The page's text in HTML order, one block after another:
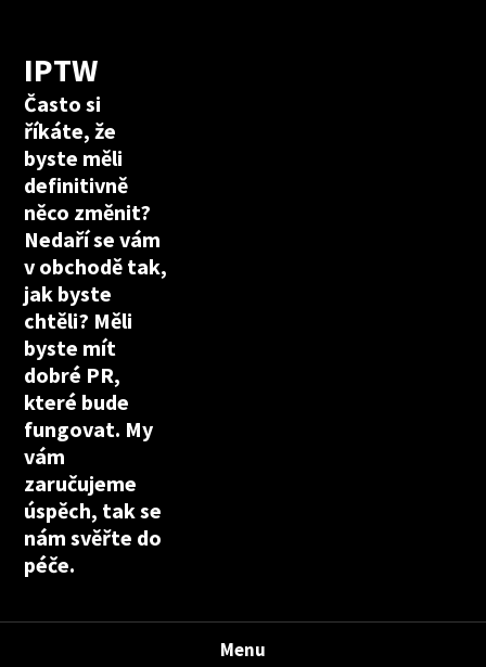
IPTW
Často si
říkáte, že
byste měli
definitivně
něco změnit?
Nedaří se vám
v obchodě tak,
jak byste
chtěli? Měli
byste mít
dobré PR,
které bude
fungovat. My
vám
zaručujeme
úspěch, tak se
nám svěřte do
péče.
Menu